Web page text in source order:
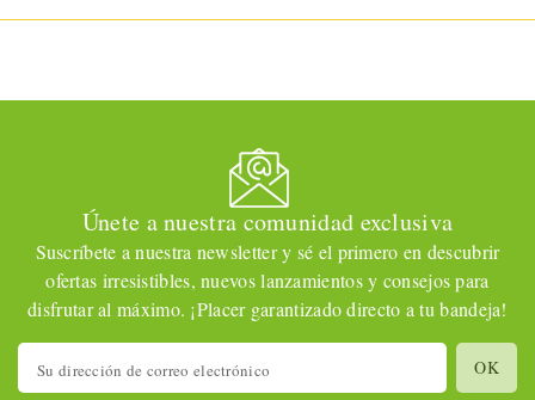
Únete a nuestra comunidad exclusiva
Suscríbete a nuestra newsletter y sé el primero en descubrir
ofertas irresistibles, nuevos lanzamientos y consejos para
disfrutar al máximo. ¡Placer garantizado directo a tu bandeja!